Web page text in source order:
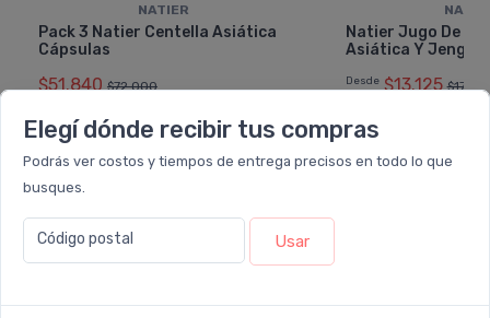
Elegí dónde recibir tus compras
Podrás ver costos y tiempos de entrega precisos en todo lo que
busques.
Código postal Usar
NATIER
Pack 3 Natier Centella Asiática
Cápsulas
$51.840 $72.000
ó Transferencia$46.656 10% EXTRA
OFF
Sumás 3.574 Leloir$
Natier Jugo De
Asiática Y
Desde $13.125
ó Transferencia
Sumás 2.025 Leloir$